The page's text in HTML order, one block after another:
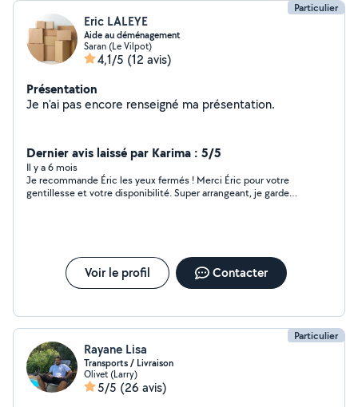
Particulier
Eric LALEYE
Aide au déménagement
Saran (Le Vilpot)
4,1/5 (12 avis)
Présentation
Je n'ai pas encore renseigné ma présentation.
Dernier avis laissé par Karima : 5/5
Il y a 6 mois
Je recommande Éric les yeux fermés ! Merci Éric pour votre
gentillesse et votre disponibilité. Super arrangeant, je garde
Voir le profil Contacter
Particulier
Rayane Lisa
Transports / Livraison
Olivet (Larry)
5/5 (26 avis)